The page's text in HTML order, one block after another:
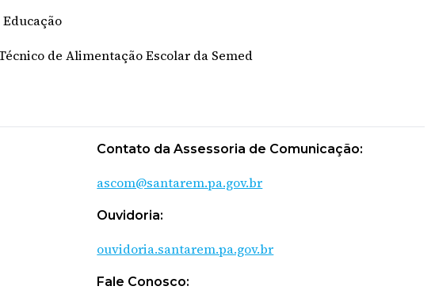
de Alimentação Escolar da Semed
Contato da Assessoria de Comunicação:
ascom@santarem.pa.gov.br
Ouvidoria:
ouvidoria.santarem.pa.gov.br
Fale Conosco: